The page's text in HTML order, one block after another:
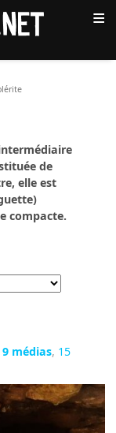
≡
de
elle est
compacte.
9 médias, 15